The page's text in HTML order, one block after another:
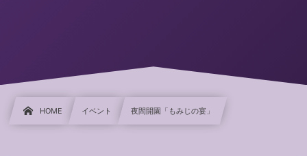
HOME イベント 夜間開園「もみじの宴」